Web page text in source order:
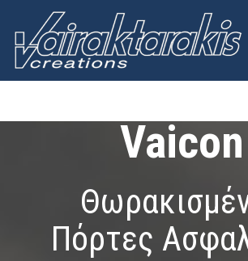
Vaicon
Πόρτες